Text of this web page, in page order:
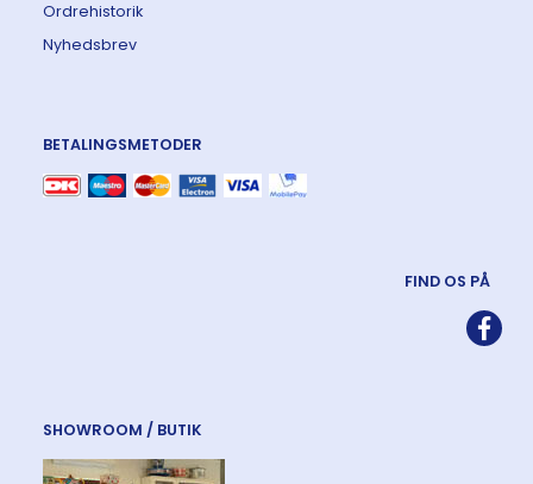
Ordrehistorik
Nyhedsbrev
BETALINGSMETODER
FIND OS PÅ
SHOWROOM / BUTIK